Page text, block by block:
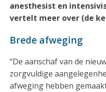
anesthesist en
vertelt meer over (de
Brede afweging
“De aanschaf van de
zorgvuldige
afweging hebben